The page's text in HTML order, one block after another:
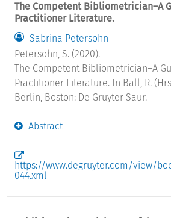
The Competent Bibliometrician–A
Practitioner Literature.
Sabrina Petersohn
Petersohn, S. (2020).
The Competent Bibliometrician–A
Practitioner Literature. In Ball, R.
Berlin, Boston: De Gruyter Saur.
Abstract
https://www.degruyter.com/view/
044.xml